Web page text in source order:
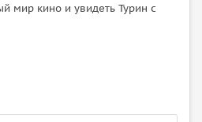
мир кино и увидеть Турин с